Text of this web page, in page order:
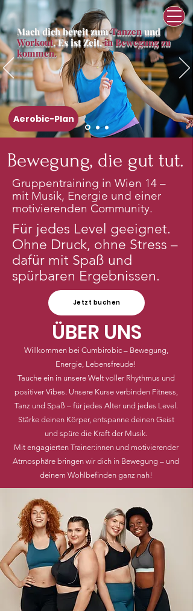
Mach dich bereit zumTanzenund
Workout. Es ist Zeit,in Bewegung zu
kommen.
Aerobic-Plan
Bewegung, die gut tut.
Gruppentraining in Wien 14 –
mit Musik, Energie und einer
motivierenden Community.
Für jedes Level geeignet.
Ohne Druck, ohne Stress –
dafür mit Spaß und
spürbaren Ergebnissen.
Jetzt buchen
ÜBER UNS
Willkommen bei Cumbirobic – Bewegung,
Energie, Lebensfreude!
Tauche ein in unsere Welt voller Rhythmus und
positiver Vibes. Unsere Kurse verbinden Fitness,
Tanz und Spaß – für jedes Alter und jedes Level.
Stärke deinen Körper, entspanne deinen Geist
und spüre die Kraft der Musik.
Mit engagierten Trainer:innen und motivierender
Atmosphäre bringen wir dich in Bewegung – und
deinem Wohlbefinden ganz nah!